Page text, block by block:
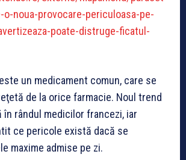
o-noua-provocare-periculoasa-pe-
poate-distruge-ficatul-
un medicament comun, care se
de la orice farmacie. Noul trend
în rândul medicilor francezi, iar
ce pericole există dacă se
maxime admise pe zi.